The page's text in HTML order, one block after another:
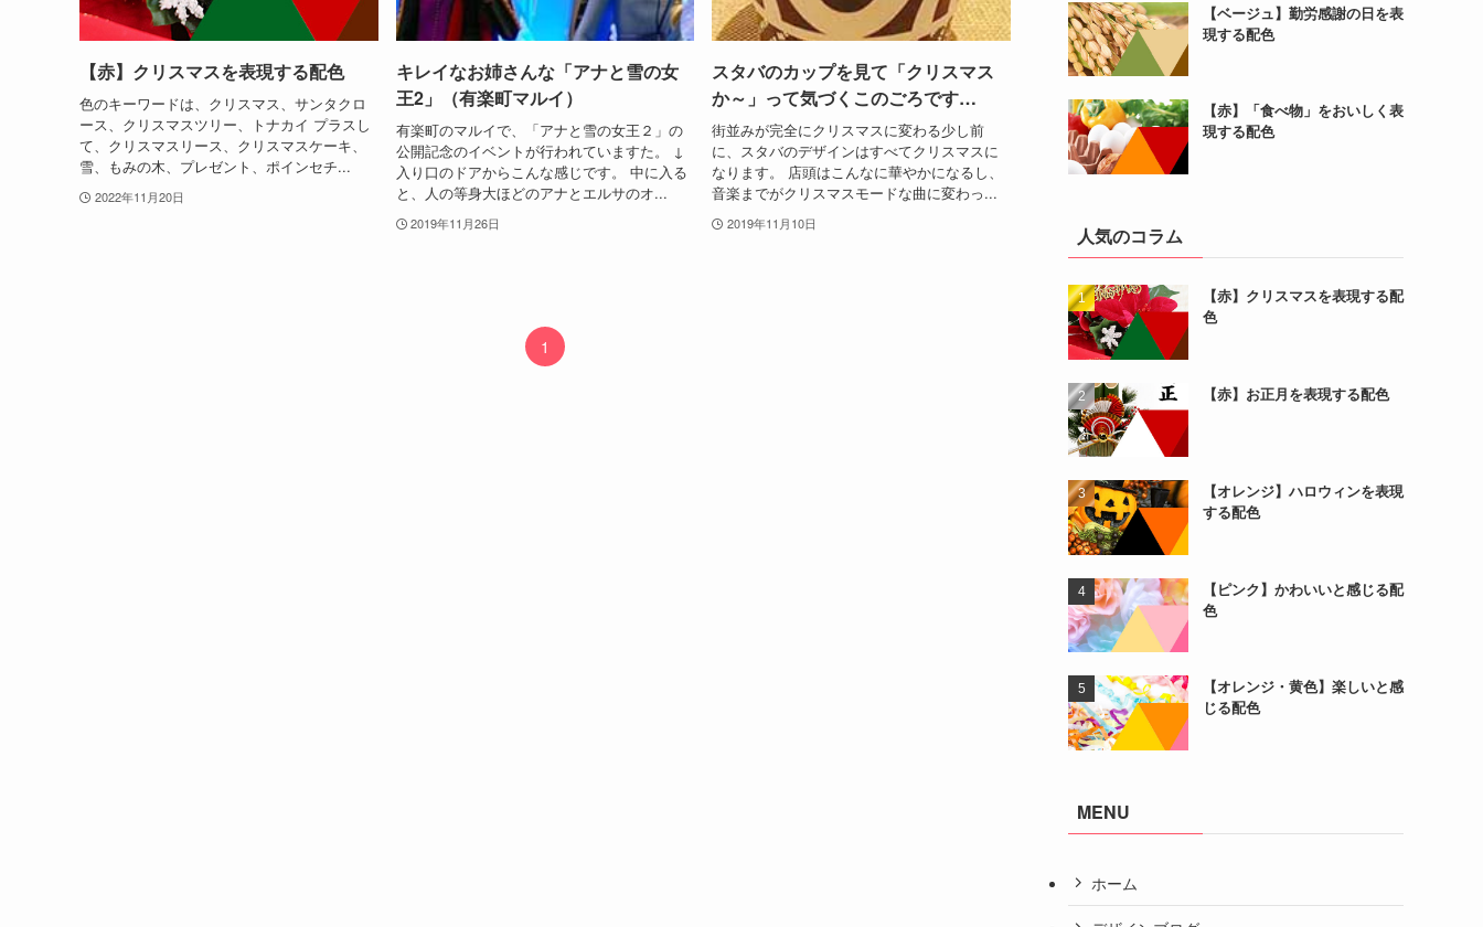
【赤】クリスマスを表現する配色
色のキーワードは、クリスマス、サンタクロ
ース、クリスマスツリー、トナカイ プラスし
て、クリスマスリース、クリスマスケーキ、
雪、もみの木、プレゼント、ポインセチ...
2022年11月20日
キレイなお姉さんな「アナと雪の女
王2」（有楽町マルイ）
有楽町のマルイで、「アナと雪の女王２」の
公開記念のイベントが行われていますた。 ↓
入り口のドアからこんな感じです。 中に入る
と、人の等身大ほどのアナとエルサのオ...
2019年11月26日
スタバのカップを見て「クリスマス
か～」って気づくこのごろです…
街並みが完全にクリスマスに変わる少し前
に、スタバのデザインはすべてクリスマスに
なります。 店頭はこんなに華やかになるし、
音楽までがクリスマスモードな曲に変わっ...
2019年11月10日
1
【ベージュ】勤労感謝の日を表
現する配色
【赤】「食べ物」をおいしく表
現する配色
人気のコラム
【赤】クリスマスを表現する配
色
【赤】お正月を表現する配色
【オレンジ】ハロウィンを表現
する配色
【ピンク】かわいいと感じる配
色
【オレンジ・黄色】楽しいと感
じる配色
MENU
ホーム